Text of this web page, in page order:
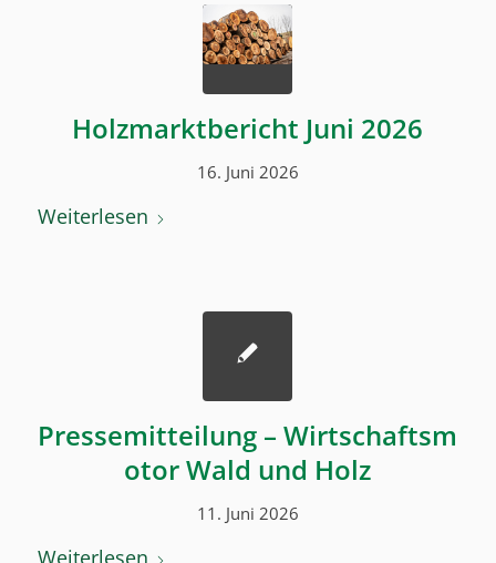
Holzmarktbericht Juni 2026
16. Juni 2026
Weiterlesen
Pressemitteilung – Wirtschaftsm
otor Wald und Holz
11. Juni 2026
Weiterlesen